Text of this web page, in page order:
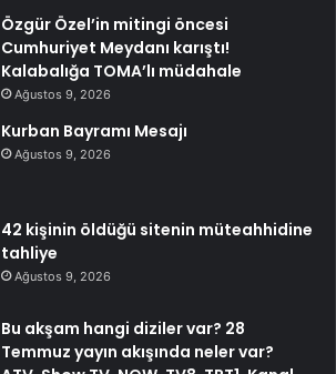
Özgür Özel’in mitingi öncesi
Cumhuriyet Meydanı karıştı!
Kalabalığa TOMA’lı müdahale
Ağustos 9, 2026
Kurban Bayramı Mesajı
Ağustos 9, 2026
42 kişinin öldüğü sitenin müteahhidine
tahliye
Ağustos 9, 2026
Bu akşam hangi diziler var? 28
Temmuz yayın akışında neler var?